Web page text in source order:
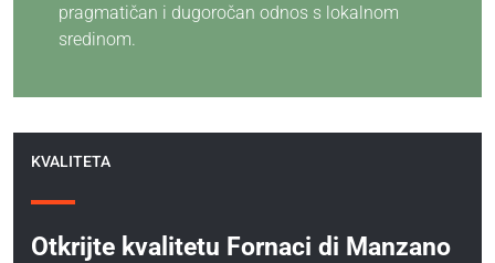
pragmatičan i dugoročan odnos s lokalnom
sredinom.
KVALITETA
Otkrijte kvalitetu Fornaci di Manzano